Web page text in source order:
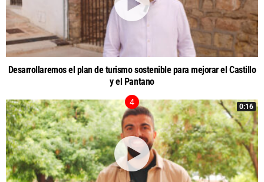
Desarrollaremos el plan de turismo sostenible para mejorar el Castillo
y el Pantano
0:16